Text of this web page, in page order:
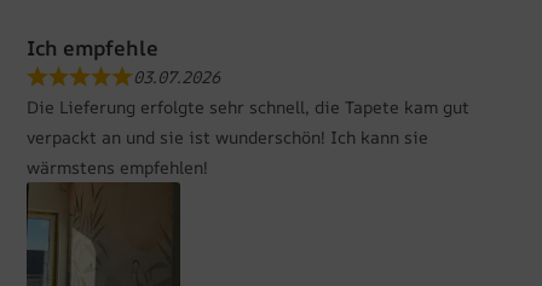
Ich empfehle
03.07.2026
Die Lieferung erfolgte sehr schnell, die Tapete kam gut
verpackt an und sie ist wunderschön! Ich kann sie
wärmstens empfehlen!